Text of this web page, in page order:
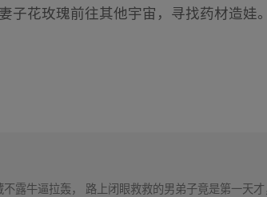
花玫瑰前往其他宇宙，寻找药材造娃。
露牛逼拉轰， 路上闭眼救救的男弟子竟是第一天